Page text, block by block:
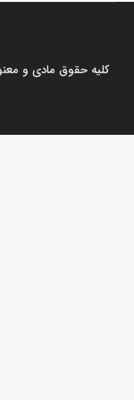
کلیه حقوق مادی و